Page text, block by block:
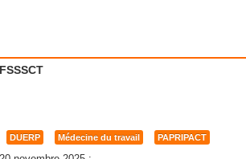
DUERP Médecine du travail PAPRIPACT